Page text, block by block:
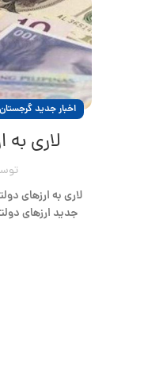
اخبار جدید گرجستان
لاری
جدید ارزهای